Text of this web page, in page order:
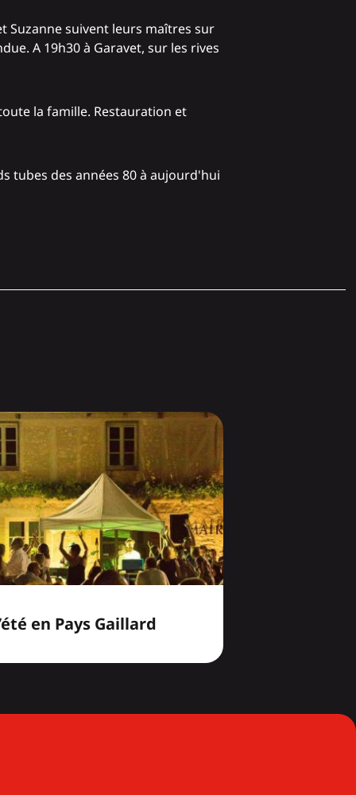
Suzanne suivent leurs maîtres sur
A 19h30 à Garavet, sur les rives
la famille. Restauration et
tubes des années 80 à aujourd'hui
en Pays Gaillard